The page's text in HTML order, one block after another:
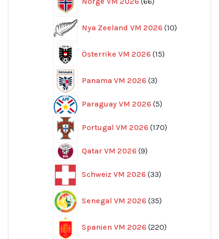
produkter
Nya Zeeland VM 2026 10
produkter
Österrike VM 2026 15
produkter
Panama VM 2026 3
produkter
Paraguay VM 2026 55
Portugal VM 2026 170
produkter
Qatar VM 2026 99
Schweiz VM 2026 33
produkter
Senegal VM 2026 35
produkter
Spanien VM 2026 220
produkter